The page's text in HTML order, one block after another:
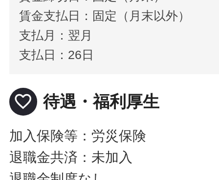
賃金支払日：固定（月末以外）
支払月：翌月
支払日：26日
favorite_border 待遇・福利厚生
加入保険等：労災保険
退職金共済：未加入